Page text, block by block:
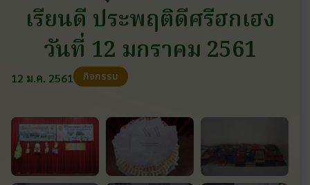
เรียนดี ประพฤติดีศรีฮกเฮง
วันที่ 12 มกราคม 2561
12 ม.ค. 2561 กิจกรรม